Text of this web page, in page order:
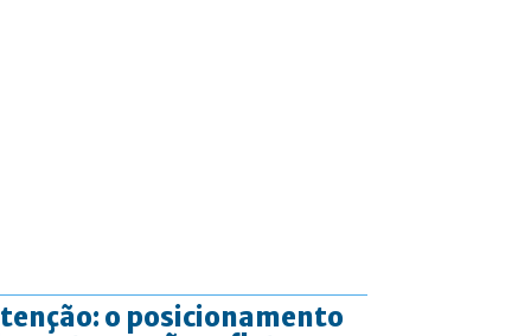
o posicionamento